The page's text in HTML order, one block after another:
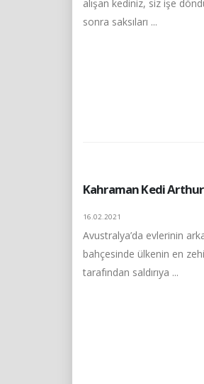
alışan kediniz, siz işe
sonra saksıları ...
Kahraman Kedi Arthur
16.02.2021
Avustralya’da evlerinin
bahçesinde ülkenin en
tarafından saldırıya ...